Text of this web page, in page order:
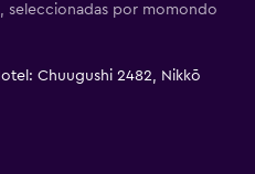
seleccionadas por momondo
Chuugushi 2482, Nikkō